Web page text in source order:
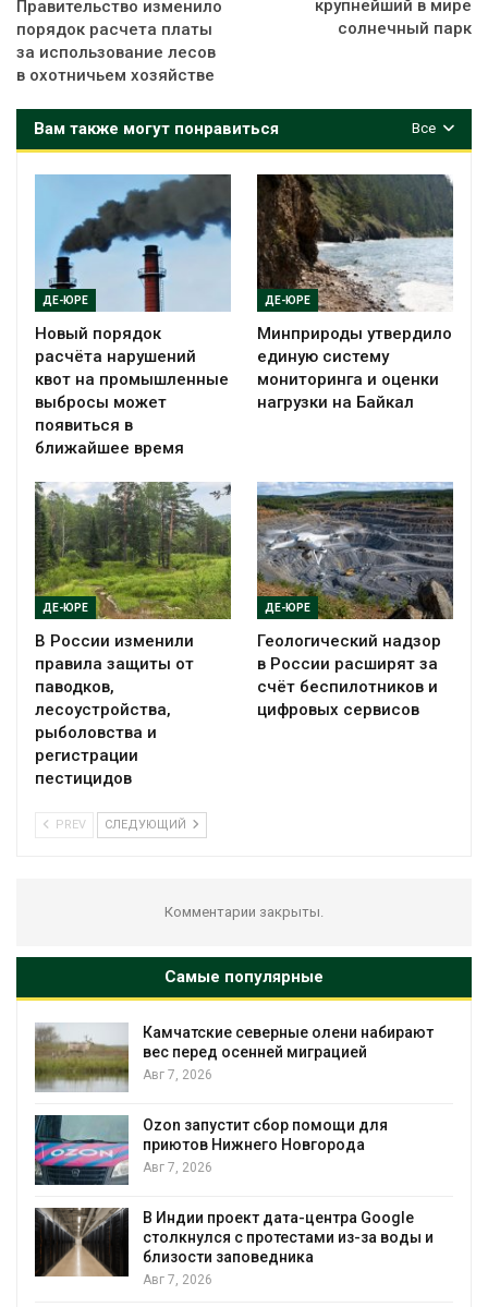
Правительство изменило
порядок расчета платы
за использование лесов
в охотничьем хозяйстве
крупнейший в мире
солнечный парк
Все
Вам также могут понравиться
ДЕ-ЮРЕ
Новый порядок
расчёта нарушений
квот на промышленные
выбросы может
появиться в
ближайшее время
ДЕ-ЮРЕ
Минприроды утвердило
единую систему
мониторинга и оценки
нагрузки на Байкал
ДЕ-ЮРЕ
В России изменили
правила защиты от
паводков,
лесоустройства,
рыболовства и
регистрации
пестицидов
ДЕ-ЮРЕ
Геологический надзор
в России расширят за
счёт беспилотников и
цифровых сервисов
PREV СЛЕДУЮЩИЙ
Комментарии закрыты.
Самые популярные
Камчатские северные олени набирают
вес перед осенней миграцией
Авг 7, 2026
Ozon запустит сбор помощи для
приютов Нижнего Новгорода
Авг 7, 2026
В Индии проект дата-центра Google
столкнулся с протестами из-за воды и
близости заповедника
Авг 7, 2026